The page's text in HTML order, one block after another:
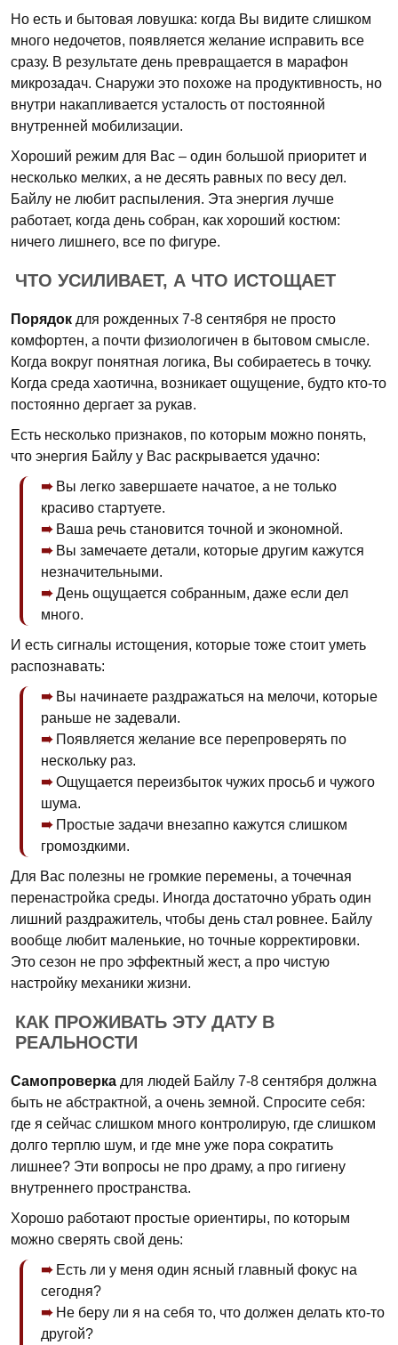
Но есть и бытовая ловушка: когда Вы видите слишком
много недочетов, появляется желание исправить все
сразу. В результате день превращается в марафон
микрозадач. Снаружи это похоже на продуктивность, но
внутри накапливается усталость от постоянной
внутренней мобилизации.
Хороший режим для Вас – один большой приоритет и
несколько мелких, а не десять равных по весу дел.
Байлу не любит распыления. Эта энергия лучше
работает, когда день собран, как хороший костюм:
ничего лишнего, все по фигуре.
ЧТО УСИЛИВАЕТ, А ЧТО ИСТОЩАЕТ
Порядок для рожденных 7-8 сентября не просто
комфортен, а почти физиологичен в бытовом смысле.
Когда вокруг понятная логика, Вы собираетесь в точку.
Когда среда хаотична, возникает ощущение, будто кто-то
постоянно дергает за рукав.
Есть несколько признаков, по которым можно понять,
что энергия Байлу у Вас раскрывается удачно:
Вы легко завершаете начатое, а не только
красиво стартуете.
Ваша речь становится точной и экономной.
Вы замечаете детали, которые другим кажутся
незначительными.
День ощущается собранным, даже если дел
много.
И есть сигналы истощения, которые тоже стоит уметь
распознавать:
Вы начинаете раздражаться на мелочи, которые
раньше не задевали.
Появляется желание все перепроверять по
нескольку раз.
Ощущается переизбыток чужих просьб и чужого
шума.
Простые задачи внезапно кажутся слишком
громоздкими.
Для Вас полезны не громкие перемены, а точечная
перенастройка среды. Иногда достаточно убрать один
лишний раздражитель, чтобы день стал ровнее. Байлу
вообще любит маленькие, но точные корректировки.
Это сезон не про эффектный жест, а про чистую
настройку механики жизни.
КАК ПРОЖИВАТЬ ЭТУ ДАТУ В
РЕАЛЬНОСТИ
Самопроверка для людей Байлу 7-8 сентября должна
быть не абстрактной, а очень земной. Спросите себя:
где я сейчас слишком много контролирую, где слишком
долго терплю шум, и где мне уже пора сократить
лишнее? Эти вопросы не про драму, а про гигиену
внутреннего пространства.
Хорошо работают простые ориентиры, по которым
можно сверять свой день:
Есть ли у меня один ясный главный фокус на
сегодня?
Не беру ли я на себя то, что должен делать кто-то
другой?